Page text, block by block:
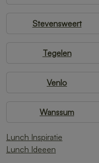
Stevensweert
Tegelen
Venlo
Wanssum
Lunch Inspiratie
Lunch Ideeen